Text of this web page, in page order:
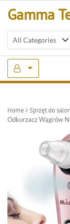
Gamma
Home Sprzęt do
Odkurzacz Wągrów